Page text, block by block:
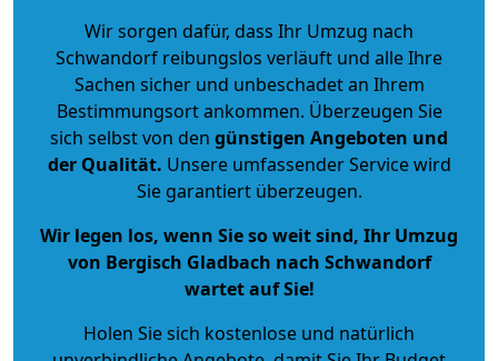
Wir sorgen dafür, dass Ihr Umzug nach
Schwandorf reibungslos verläuft und alle Ihre
Sachen sicher und unbeschadet an Ihrem
Bestimmungsort ankommen. Überzeugen Sie
sich selbst von den günstigen Angeboten und
der Qualität. Unsere umfassender Service wird
Sie garantiert überzeugen.
Wir legen los, wenn Sie so weit sind, Ihr Umzug
von Bergisch Gladbach nach Schwandorf
wartet auf Sie!
Holen Sie sich kostenlose und natürlich